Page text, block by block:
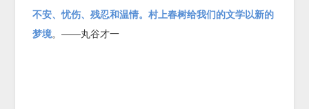
不安、忧伤、残忍和温情。村上春树给我们的文学以新的
梦境。——丸谷才一